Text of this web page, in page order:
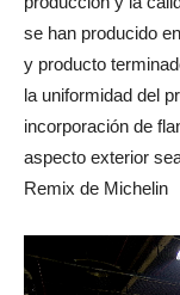
se han producido
y producto
la uniformidad del
incorporación de
aspecto exterior
Remix de Michelin